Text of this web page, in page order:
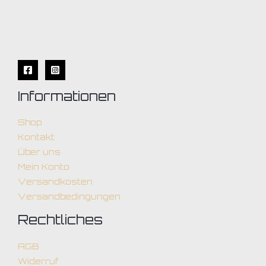
Informationen
Shop
Kontakt
Über uns
Mein Konto
Versandkosten
Versandbedingungen
Rechtliches
AGB
Widerruf